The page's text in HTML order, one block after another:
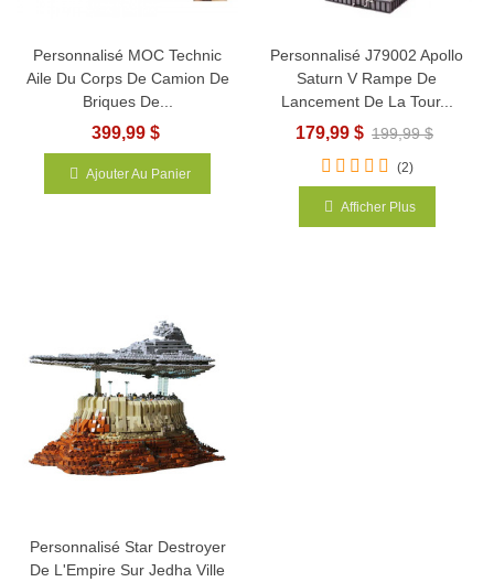
Personnalisé MOC Technic
Aile Du Corps De Camion De
Briques De...
399,99 $
Ajouter Au Panier
Personnalisé J79002 Apollo
Saturn V Rampe De
Lancement De La Tour...
179,99 $ 199,99 $
(2)
Afficher Plus
Personnalisé Star Destroyer
De L'Empire Sur Jedha Ville